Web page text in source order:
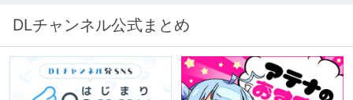
微修正）
DLチャンネル公式まとめ